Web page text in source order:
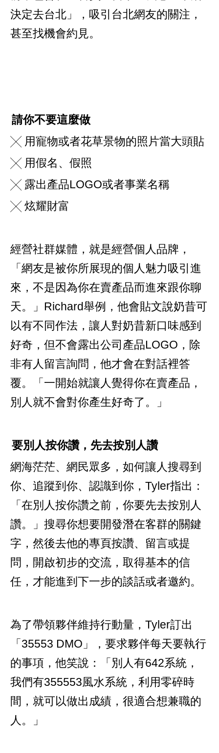
決定去台北」，吸引台北網友的關注，
甚至找機會約見。
請你不要這麼做
╳ 用寵物或者花草景物的照片當大頭貼
╳ 用假名、假照
╳ 露出產品LOGO或者事業名稱
╳ 炫耀財富
經營社群媒體，就是經營個人品牌，
「網友是被你所展現的個人魅力吸引進
來，不是因為你在賣產品而進來跟你聊
天。」Richard舉例，他會貼文說奶昔可
以有不同作法，讓人對奶昔新口味感到
好奇，但不會露出公司產品LOGO，除
非有人留言詢問，他才會在對話裡答
覆。「一開始就讓人覺得你在賣產品，
別人就不會對你產生好奇了。」
要別人按你讚，先去按別人讚
網海茫茫、網民眾多，如何讓人搜尋到
你、追蹤到你、認識到你，Tyler指出：
「在別人按你讚之前，你要先去按別人
讚。」搜尋你想要開發潛在客群的關鍵
字，然後去他的專頁按讚、留言或提
問，開啟初步的交流，取得基本的信
任，才能進到下一步的談話或者邀約。
為了帶領夥伴維持行動量，Tyler訂出
「35553 DMO」，要求夥伴每天要執行
的事項，他笑說：「別人有642系統，
我們有355553風水系統，利用零碎時
間，就可以做出成績，很適合想兼職的
人。」